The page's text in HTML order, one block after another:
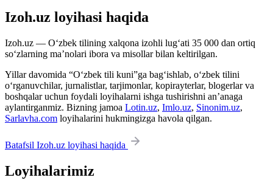
Izoh.uz loyihasi haqida
Izoh.uz — O‘zbek tilining xalqona izohli lug‘ati 35 000 dan ortiq
so‘zlarning ma’nolari ibora va misollar bilan keltirilgan.
Yillar davomida “O‘zbek tili kuni”ga bag‘ishlab, o‘zbek tilini
o‘rganuvchilar, jurnalistlar, tarjimonlar, kopirayterlar, blogerlar va
boshqalar uchun foydali loyihalarni ishga tushirishni an’anaga
aylantirganmiz. Bizning jamoa Lotin.uz, Imlo.uz, Sinonim.uz,
Sarlavha.com loyihalarini hukmingizga havola qilgan.
Batafsil Izoh.uz loyihasi haqida
Loyihalarimiz